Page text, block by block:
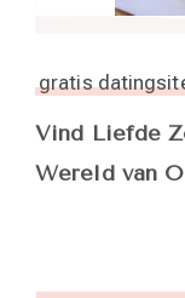
gratis
Vind Liefde
Wereld van